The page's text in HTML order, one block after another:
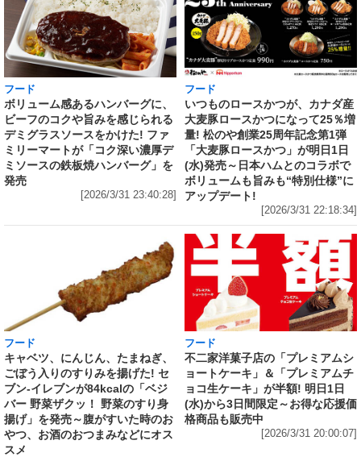
フード
ボリューム感あるハンバーグに、
ビーフのコクや旨みを感じられる
デミグラスソースをかけた! ファ
ミリーマートが「コク深い濃厚デ
ミソースの鉄板焼ハンバーグ」を
発売
[2026/3/31 23:40:28]
フード
いつものロースかつが、カナダ産
大麦豚ロースかつになって25％増
量! 松のや創業25周年記念第1弾
「大麦豚ロースかつ」が明日1日
(水)発売～日本ハムとのコラボで
ボリュームも旨みも“特別仕様”に
アップデート!
[2026/3/31 22:18:34]
フード
キャベツ、にんじん、たまねぎ、
ごぼう入りのすりみを揚げた! セ
ブン‐イレブンが84kcalの「ベジ
バー 野菜ザクッ！ 野菜のすり身
揚げ」を発売～腹がすいた時のお
やつ、お酒のおつまみなどにオス
スメ
フード
不二家洋菓子店の「プレミアムシ
ョートケーキ」＆「プレミアムチ
ョコ生ケーキ」が半額! 明日1日
(水)から3日間限定～お得な応援価
格商品も販売中
[2026/3/31 20:00:07]